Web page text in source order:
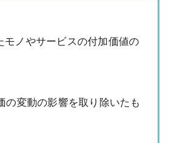
モノやサービスの付加価値の
の変動の影響を取り除いたも